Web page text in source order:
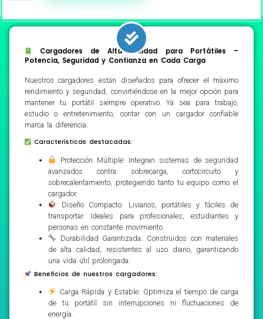
Cargadores de Alta Calidad para Portátiles –
Potencia, Seguridad y Confianza en Cada Carga
Nuestros cargadores están diseñados para ofrecer el máximo
rendimiento y seguridad, convirtiéndose en la mejor opción para
mantener tu portátil siempre operativo. Ya sea para trabajo,
estudio o entretenimiento, contar con un cargador confiable
marca la diferencia.
Características destacadas:
Protección Múltiple: Integran sistemas de seguridad
avanzados contra sobrecarga, cortocircuito y
sobrecalentamiento, protegiendo tanto tu equipo como el
cargador.
Diseño Compacto: Livianos, portátiles y fáciles de
transportar. Ideales para profesionales, estudiantes y
personas en constante movimiento.
Durabilidad Garantizada: Construidos con materiales
de alta calidad, resistentes al uso diario, garantizando
una vida útil prolongada.
Beneficios de nuestros cargadores:
Carga Rápida y Estable: Optimiza el tiempo de carga
de tu portátil sin interrupciones ni fluctuaciones de
energía.